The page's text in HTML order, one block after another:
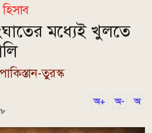
মধ্যেই খুলতে
তুরস্ক
অ+ অ- অ